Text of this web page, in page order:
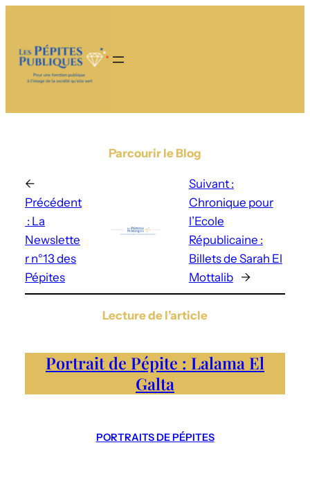
Parcourir le Blog
←
Précédent
: La
Newslette
r n°13 des
Pépites
Suivant :
Chronique pour
l’Ecole
Républicaine :
Billets de Sarah El
Mottalib
→
Lecture de l’article
Portrait de Pépite : Lalama El
Galta
PORTRAITS DE PÉPITES